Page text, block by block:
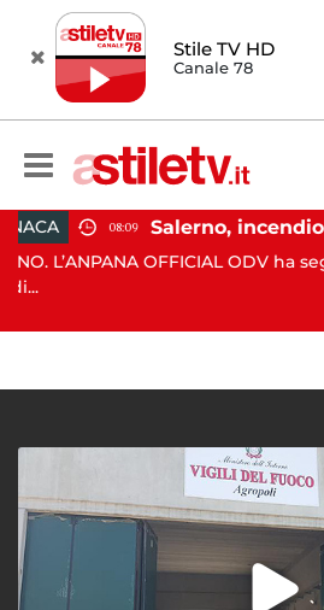
Stile TV HD
Canale 78
Salerno, incendio vicino ad un traliccio: tempestivi i soccorsi
OFFICIAL ODV ha segnalato al 115 un